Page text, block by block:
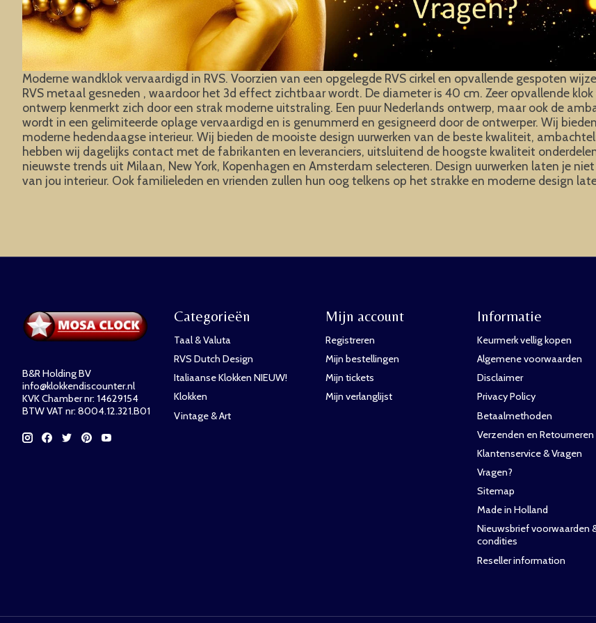
Moderne wandklok vervaardigd in RVS. Voorzien van een opgelegde RVS cirkel en opvallende gespoten
RVS metaal gesneden , waardoor het 3d effect zichtbaar wordt. De diameter is 40 cm. Zeer opvallende
ontwerp kenmerkt zich door een strak moderne uitstraling. Een puur Nederlands ontwerp, maar ook de
wordt in een gelimiteerde oplage vervaardigd en is genummerd en gesigneerd door de ontwerper. Wij
moderne hedendaagse interieur. Wij bieden de mooiste design uurwerken van de beste kwaliteit,
hebben wij dagelijks contact met de fabrikanten en leveranciers, uitsluitend de hoogste kwaliteit
nieuwste trends uit Milaan, New York, Kopenhagen en Amsterdam selecteren. Design uurwerken laten je
van jou interieur. Ook familieleden en vrienden zullen hun oog telkens op het strakke en moderne design
B&R Holding BV
info@klokkendiscounter.nl
KVK Chamber nr: 14629154
BTW VAT nr: 8004.12.321.B01
Categorieën
Taal & Valuta
RVS Dutch Design
Italiaanse Klokken NIEUW!
Klokken
Vintage & Art
Mijn account
Registreren
Mijn bestellingen
Mijn tickets
Mijn verlanglijst
Informatie
Keurmerk vellig kopen
Algemene voorwaarden
Disclaimer
Privacy Policy
Betaalmethoden
Verzenden en Retourneren
Klantenservice & Vragen
Vragen?
Sitemap
Made in Holland
Nieuwsbrief voorwaarden
condities
Reseller information